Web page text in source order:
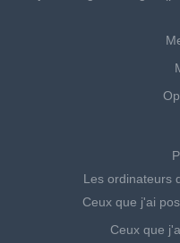
Les ordinateurs
Ceux que j'ai
Ceux que